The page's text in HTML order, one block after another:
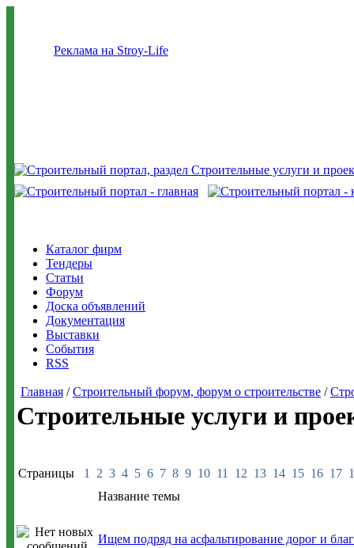
Реклама на Stroy-Life
Каталог фирм
Тендеры
Статьи
Форум
Доска объявлений
Документация
Выставки
События
RSS
Главная /Строительный форум, форум о строительстве /
Строительные услуги и
Страницы 1 2 3 4 5 6 7 8 9 10 11 12 13 14 15 16 17
Название темы
Ищем подряд на асфальтирование дорог и